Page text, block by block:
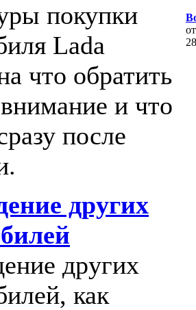
покупки
Lada
что обратить
и что
после
других
других
как